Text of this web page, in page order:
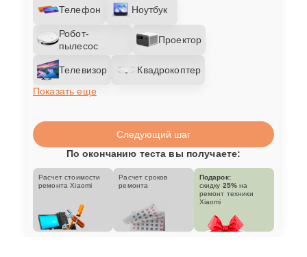
Телефон Ноутбук
Робот-
пылесос
Проектор
Телевизор
Квадрокоптер
Показать еще
Следующий шаг
По окончанию теста вы получаете:
Расчет стоимости
ремонта Xiaomi
Расчет сроков
ремонта
Подарок:
скидку 25% на
ремонт техники
Xiaomi